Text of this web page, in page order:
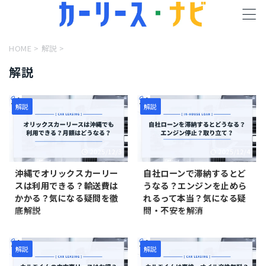
HOME > 解説 >
解説
解説
沖縄でオリックスカーリー
スは利用できる？輸送費は
かかる？気になる疑問を徹
底解説
スは利用できるの？」「沖縄は
納車のために輸送ひようがかか
るって本当？」 沖縄でオリック
解説
自社ローンで滞納するとど
うなる？エンジンを止めら
れるって本当？気になる疑
問・不安を解消
とどうなるの？」「滞納すると
エンジンを止められるって本
当？」 自社ローンを利用するに
解説 解説